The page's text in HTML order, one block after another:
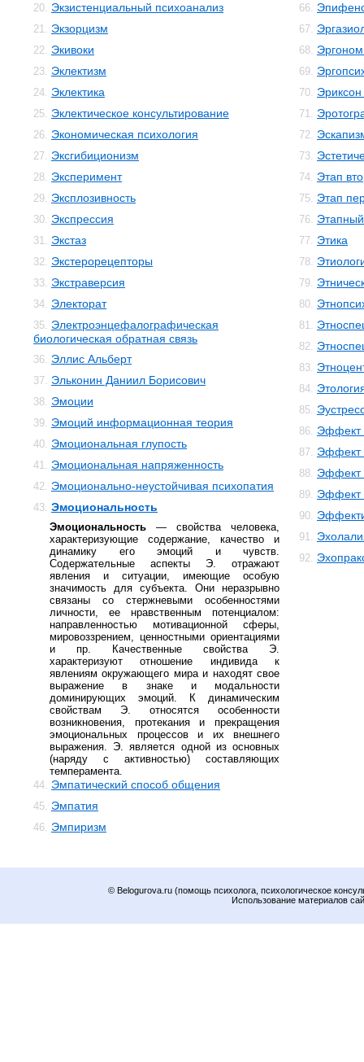
20. Экзистенциальный психоанализ
21. Экзорцизм
22. Экивоки
23. Эклектизм
24. Эклектика
25. Эклектическое консультирование
26. Экономическая психология
27. Эксгибиционизм
28. Эксперимент
29. Эксплозивность
30. Экспрессия
31. Экстаз
32. Экстерорецепторы
33. Экстраверсия
34. Электорат
35. Электроэнцефалографическая
биологическая обратная связь
36. Эллис Альберт
37. Эльконин Даниил Борисович
38. Эмоции
39. Эмоций информационная теория
40. Эмоциональная глупость
41. Эмоциональная напряженность
42. Эмоционально-неустойчивая психопатия
43. Эмоциональность
Эмоциональность — свойства человека,
характеризующие содержание, качество и
динамику его эмоций и чувств.
Содержательные аспекты Э. отражают
явления и ситуации, имеющие особую
значимость для субъекта. Они неразрывно
связаны со стержневыми особенностями
личности, ее нравственным потенциалом:
направленностью мотивационной сферы,
мировоззрением, ценностными ориентациями
и пр. Качественные свойства Э.
характеризуют отношение индивида к
явлениям окружающего мира и находят свое
выражение в знаке и модальности
доминирующих эмоций. К динамическим
свойствам Э. относятся особенности
возникновения, протекания и прекращения
эмоциональных процессов и их внешнего
выражения. Э. является одной из основных
(наряду с активностью) составляющих
темперамента.
44. Эмпатический способ общения
45. Эмпатия
46. Эмпиризм
66.
67.
68.
69.
70.
71.
72.
73.
74. Этап
75. Этап
76.
77. Этика
78.
79.
80.
81.
82.
83.
84.
85.
86. Эффект
87. Эффект
88. Эффект
89. Эффект
90.
91.
92.
© Belogurova.ru (помощь психолога, психологическое
Использование материалов